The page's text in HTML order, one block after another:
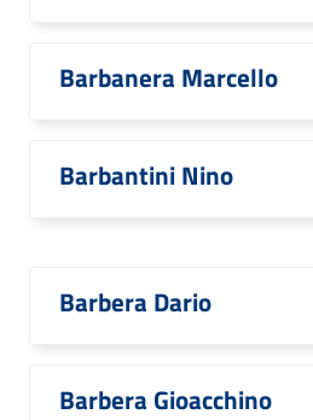
Barbanera Marcello
Barbantini Nino
Barbera Dario
Barbera Gioacchino